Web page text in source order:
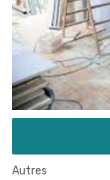
Autres